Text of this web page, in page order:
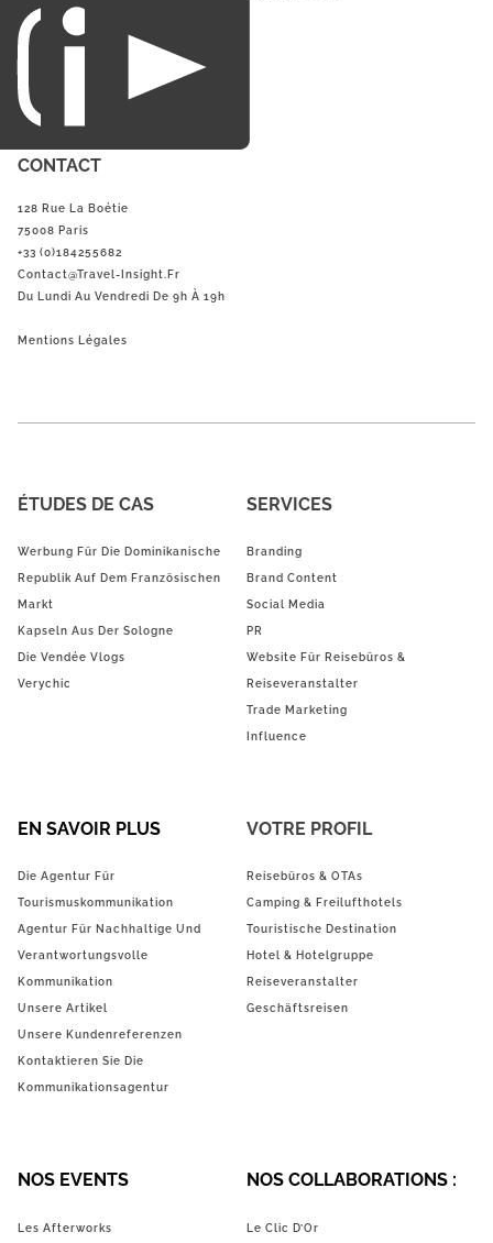
du loisirs.
CONTACT
128 Rue La Boétie
75008 Paris
+33 (0)184255682
Contact@Travel-Insight.fr
Du Lundi Au Vendredi De 9h À 19h
Mentions Légales
ÉTUDES DE CAS
Werbung Für Die Dominikanische
Republik Auf Dem Französischen
Markt
Kapseln Aus Der Sologne
Die Vendée Vlogs
Verychic
SERVICES
Branding
Brand Content
Social Media
PR
Website Für Reisebüros &
Reiseveranstalter
Trade Marketing
Influence
EN SAVOIR PLUS
Die Agentur Für
Tourismuskommunikation
Agentur Für Nachhaltige Und
Verantwortungsvolle
Kommunikation
Unsere Artikel
Unsere Kundenreferenzen
Kontaktieren Sie Die
Kommunikationsagentur
VOTRE PROFIL
Reisebüros & OTAs
Camping & Freilufthotels
Touristische Destination
Hotel & Hotelgruppe
Reiseveranstalter
Geschäftsreisen
NOS EVENTS
Les Afterworks
NOS COLLABORATIONS :
Le Clic D’Or